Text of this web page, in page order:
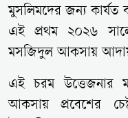
মুসলিমদের জন্য কার্যত
এই প্রথম ২০২৬
মসজিদুল আকসায়
এই চরম উত্তেজনার
আকসায় প্রবেশের